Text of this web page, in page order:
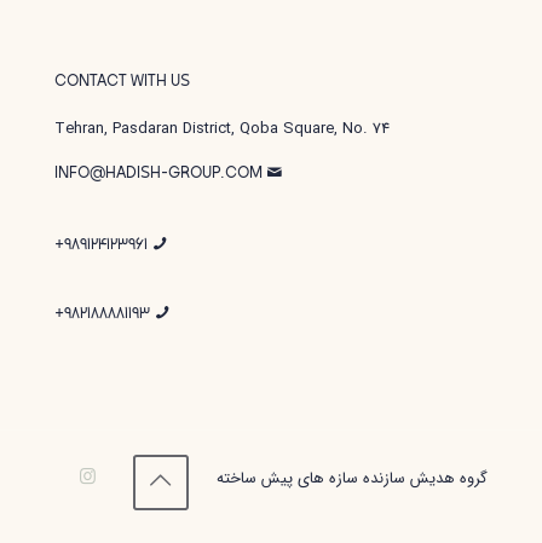
CONTACT WITH US
Tehran, Pasdaran District, Qoba Square, No. 74
گروه هدیش سازنده سازه های پیش ساخته